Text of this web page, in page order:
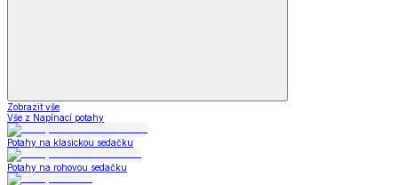
Zobrazit vše
Vše z Napínací potahy
Potahy na klasickou sedačku
Potahy na rohovou sedačku